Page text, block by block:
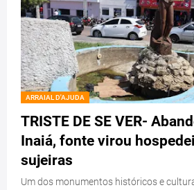
ARRAIAL D'AJUDA
TRISTE DE SE VER-
Inaiá, fonte virou
sujeiras
Um dos monumentos históricos e